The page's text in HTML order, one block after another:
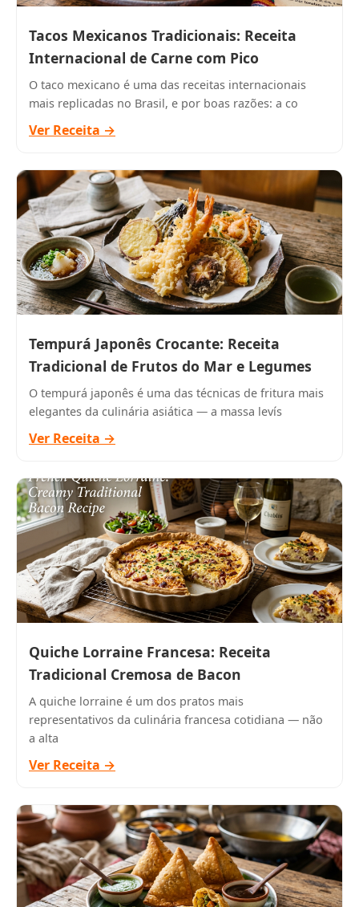
Tacos Mexicanos Tradicionais: Receita
Internacional de Carne com Pico
O taco mexicano é uma das receitas internacionais
mais replicadas no Brasil, e por boas razões: a co
Ver Receita →
Tempurá Japonês Crocante: Receita
Tradicional de Frutos do Mar e Legumes
O tempurá japonês é uma das técnicas de fritura mais
elegantes da culinária asiática — a massa levís
Ver Receita →
Quiche Lorraine Francesa: Receita
Tradicional Cremosa de Bacon
A quiche lorraine é um dos pratos mais
representativos da culinária francesa cotidiana — não
a alta
Ver Receita →